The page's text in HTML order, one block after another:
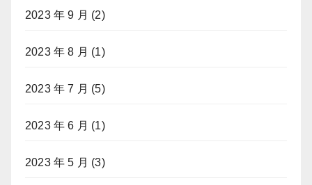
2023 年 9 月 (2)
2023 年 8 月 (1)
2023 年 7 月 (5)
2023 年 6 月 (1)
2023 年 5 月 (3)